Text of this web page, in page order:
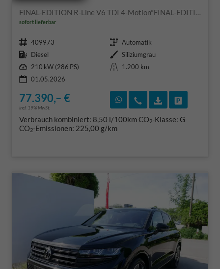
FINAL-EDITION R-Line V6 TDI 4-Motion*FINAL-EDITION*AHK-SCHWENKBAR*NAVI*ACC*PDC*LED*SHZ*21-ZOLL
sofort lieferbar
Fahrzeugnr. 409973 Getriebe Automatik
Kraftstoff Diesel Außenfarbe Siliziumgrau
Leistung 210 kW (286 PS) Kilometerstand
1.200 km
01.05.2026
77.390,– €
incl. 19% MwSt.
Rückruf vereinbaren
Wir rufen Sie an
Verbrauch kombiniert: 8,50 l/100kmCO2-Klasse: G
CO2-Emissionen: 225,00 g/km